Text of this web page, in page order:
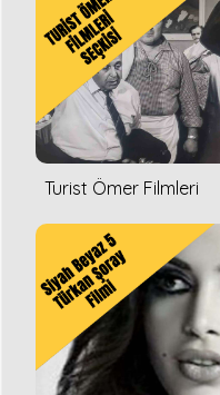
Turist Ömer Filmleri